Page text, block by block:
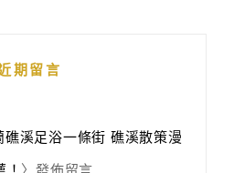
期留言
礁溪足浴一條街 礁溪散策漫